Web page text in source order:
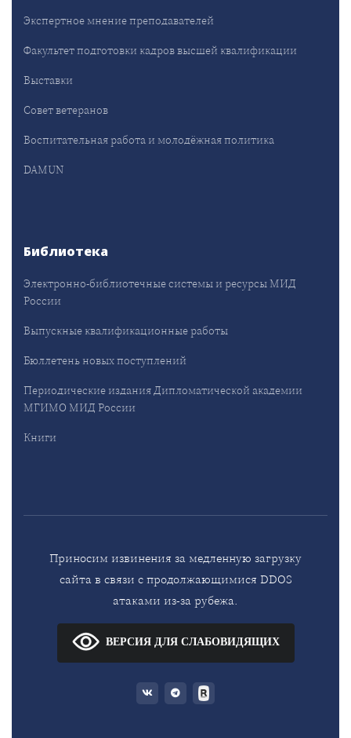
Экспертное мнение преподавателей
Факультет подготовки кадров высшей квалификации
Выставки
Совет ветеранов
Воспитательная работа и молодёжная политика
DAMUN
Библиотека
Электронно-библиотечные системы и ресурсы МИД
России
Выпускные квалификационные работы
Бюллетень новых поступлений
Периодические издания Дипломатической академии
МГИМО МИД России
Книги
Приносим извинения за медленную загрузку
сайта в связи с продолжающимися DDOS
атаками из-за рубежа.
ВЕРСИЯ ДЛЯ СЛАБОВИДЯЩИХ